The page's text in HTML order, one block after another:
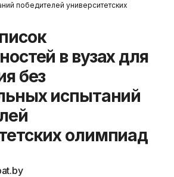
пароль
победителей университетских
в вузах для
без
испытаний
олимпиад